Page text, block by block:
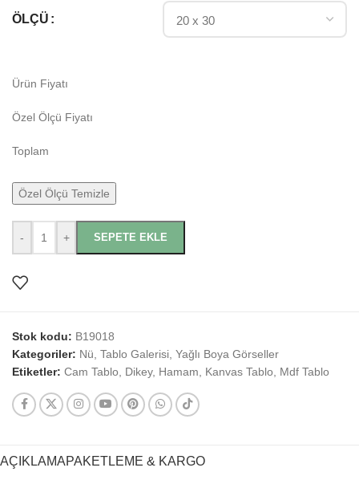
ÖLÇÜ
Ürün Fiyatı
Özel Ölçü Fiyatı
Toplam
Özel Ölçü Temizle
- + SEPETE EKLE
Stok kodu: B19018
Kategoriler: Nü Tablo Galerisi Yağlı Boya Görseller
Etiketler: Cam Tablo Dikey, Hamam Kanvas Tablo Mdf Tablo
AÇIKLAMAPAKETLEME & KARGO